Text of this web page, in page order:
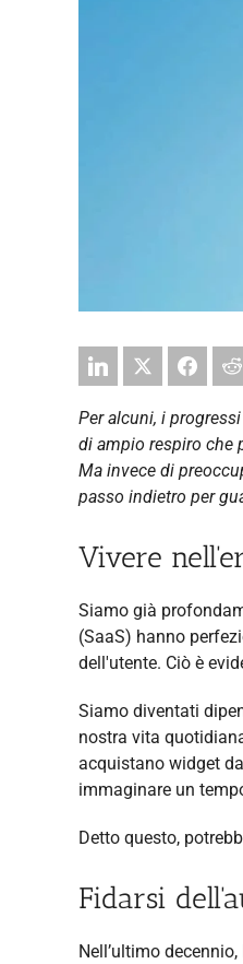
Per alcuni, i
di ampio respiro che
Ma invece di
passo indietro per
Vivere
Siamo già
(SaaS) hanno
dell'utente. Ciò è
Siamo diventati
nostra vita
acquistano widget
immaginare un
Detto questo,
Fidarsi
Nell’ultimo